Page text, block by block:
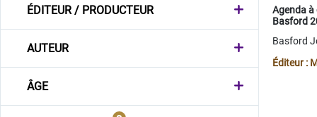
ÉDITEUR / PRODUCTEUR
AUTEUR
ÂGE
Agenda
Basford
Basford
Éditeur :